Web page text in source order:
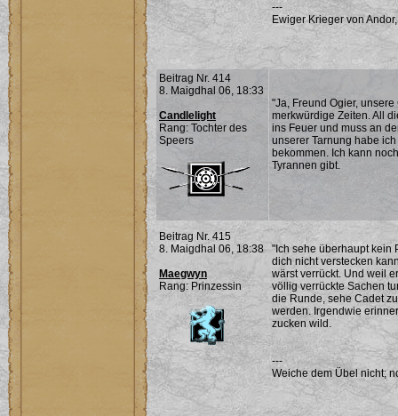
---
Ewiger Krieger von
Beitrag Nr. 414
8. Maigdhal 06, 18:33
Candlelight
Rang: Tochter des
Speers
"Ja, Freund Ogier,
merkwürdige Zeiten. All
ins Feuer und muss an
unserer Tarnung habe
bekommen. Ich kann
Tyrannen gibt.
Beitrag Nr. 415
8. Maigdhal 06, 18:38
Maegwyn
Rang: Prinzessin
"Ich sehe überhaupt kein
dich nicht verstecken
wärst verrückt. Und weil
völlig verrückte Sachen
die Runde, sehe Cadet
werden. Irgendwie
zucken wild.
---
Weiche dem Übel nicht;